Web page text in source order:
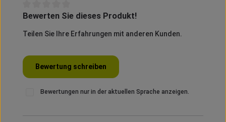
Durchschnittliche Bewertung von 0 von 5 Sternen
Bewerten Sie dieses Produkt!
Teilen Sie Ihre Erfahrungen mit anderen Kunden.
Bewertung schreiben
Bewertungen nur in der aktuellen Sprache anzeigen.